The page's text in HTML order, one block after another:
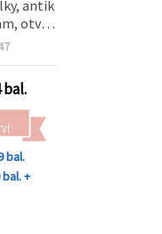
antik
otvor
– 50 g
bal.
bal.
bal. +